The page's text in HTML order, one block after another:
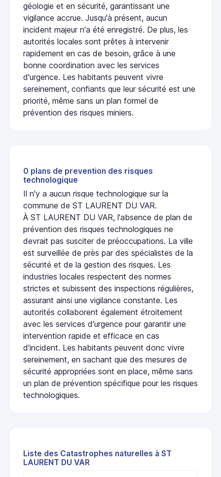
géologie et en sécurité, garantissant une
vigilance accrue. Jusqu'à présent, aucun
incident majeur n'a été enregistré. De plus, les
autorités locales sont prêtes à intervenir
rapidement en cas de besoin, grâce à une
bonne coordination avec les services
d'urgence. Les habitants peuvent vivre
sereinement, confiants que leur sécurité est une
priorité, même sans un plan formel de
prévention des risques miniers.
0 plans de prevention des risques
technologique
Il n'y a aucun risque technologique sur la
commune de ST LAURENT DU VAR.
À ST LAURENT DU VAR, l'absence de plan de
prévention des risques technologiques ne
devrait pas susciter de préoccupations. La ville
est surveillée de près par des spécialistes de la
sécurité et de la gestion des risques. Les
industries locales respectent des normes
strictes et subissent des inspections régulières,
assurant ainsi une vigilance constante. Les
autorités collaborent également étroitement
avec les services d'urgence pour garantir une
intervention rapide et efficace en cas
d'incident. Les habitants peuvent donc vivre
sereinement, en sachant que des mesures de
sécurité appropriées sont en place, même sans
un plan de prévention spécifique pour les risques
technologiques.
Liste des Catastrophes naturelles à ST
LAURENT DU VAR